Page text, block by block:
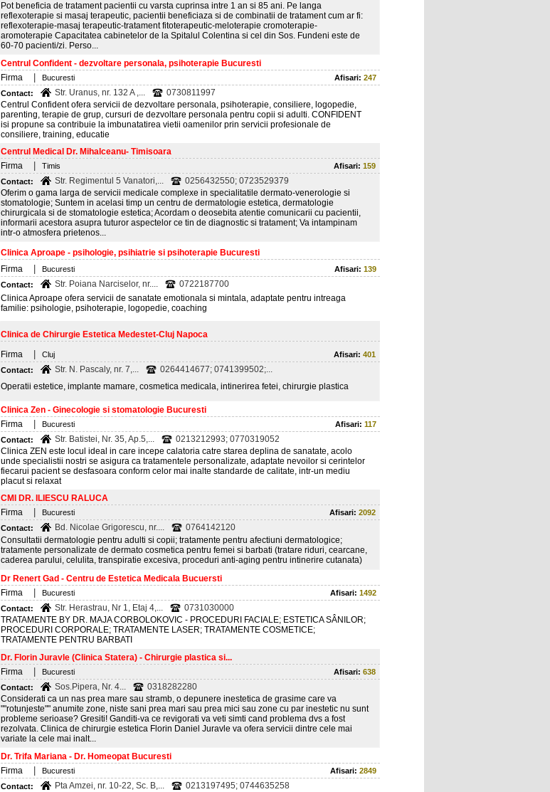
Pot beneficia de tratament pacientii cu varsta cuprinsa intre 1 an si 85 ani. Pe langa
reflexoterapie si masaj terapeutic, pacientii beneficiaza si de combinatii de tratament cum ar fi:
reflexoterapie-masaj terapeutic-tratament fitoterapeutic-meloterapie cromoterapie-
aromoterapie Capacitatea cabinetelor de la Spitalul Colentina si cel din Sos. Fundeni este de
60-70 pacienti/zi. Perso...
Centrul Confident - dezvoltare personala, psihoterapie Bucuresti
Firma
Bucuresti Afisari: 247
Contact:
Str. Uranus, nr. 132 A ,...
0730811997
Centrul Confident ofera servicii de dezvoltare personala, psihoterapie, consiliere, logopedie,
parenting, terapie de grup, cursuri de dezvoltare personala pentru copii si adulti. CONFIDENT
isi propune sa contribuie la imbunatatirea vietii oamenilor prin servicii profesionale de
consiliere, training, educatie
Centrul Medical Dr. Mihalceanu- Timisoara
Firma
Timis Afisari: 159
Contact:
Str. Regimentul 5 Vanatori,...
0256432550; 0723529379
Oferim o gama larga de servicii medicale complexe in specialitatile dermato-venerologie si
stomatologie; Suntem in acelasi timp un centru de dermatologie estetica, dermatologie
chirurgicala si de stomatologie estetica; Acordam o deosebita atentie comunicarii cu pacientii,
informarii acestora asupra tuturor aspectelor ce tin de diagnostic si tratament; Va intampinam
intr-o atmosfera prietenos...
Clinica Aproape - psihologie, psihiatrie si psihoterapie Bucuresti
Firma
Bucuresti Afisari: 139
Contact:
Str. Poiana Narciselor, nr....
0722187700
Clinica Aproape ofera servicii de sanatate emotionala si mintala, adaptate pentru intreaga
familie: psihologie, psihoterapie, logopedie, coaching
Clinica de Chirurgie Estetica Medestet-Cluj Napoca
Firma
Cluj Afisari: 401
Contact:
Str. N. Pascaly, nr. 7,...
0264414677; 0741399502;...
Operatii estetice, implante mamare, cosmetica medicala, intinerirea fetei, chirurgie plastica
Clinica Zen - Ginecologie si stomatologie Bucuresti
Firma
Bucuresti Afisari: 117
Contact:
Str. Batistei, Nr. 35, Ap.5,...
0213212993; 0770319052
Clinica ZEN este locul ideal in care incepe calatoria catre starea deplina de sanatate, acolo
unde specialistii nostri se asigura ca tratamentele personalizate, adaptate nevoilor si cerintelor
fiecarui pacient se desfasoara conform celor mai inalte standarde de calitate, intr-un mediu
placut si relaxat
CMI DR. ILIESCU RALUCA
Firma
Bucuresti Afisari: 2092
Contact:
Bd. Nicolae Grigorescu, nr....
0764142120
Consultatii dermatologie pentru adulti si copii; tratamente pentru afectiuni dermatologice;
tratamente personalizate de dermato cosmetica pentru femei si barbati (tratare riduri, cearcane,
caderea parului, celulita, transpiratie excesiva, proceduri anti-aging pentru intinerire cutanata)
Dr Renert Gad - Centru de Estetica Medicala Bucuersti
Firma
Bucuresti Afisari: 1492
Contact:
Str. Herastrau, Nr 1, Etaj 4,...
0731030000
TRATAMENTE BY DR. MAJA CORBOLOKOVIC - PROCEDURI FACIALE; ESTETICA SÂNILOR;
PROCEDURI CORPORALE; TRATAMENTE LASER; TRATAMENTE COSMETICE;
TRATAMENTE PENTRU BARBATI
Dr. Florin Juravle (Clinica Statera) - Chirurgie plastica si...
Firma
Bucuresti Afisari: 638
Contact:
Sos.Pipera, Nr. 4...
0318282280
Considerati ca un nas prea mare sau stramb, o depunere inestetica de grasime care va
""rotunjeste"" anumite zone, niste sani prea mari sau prea mici sau zone cu par inestetic nu sunt
probleme serioase? Gresiti! Ganditi-va ce revigorati va veti simti cand problema dvs a fost
rezolvata. Clinica de chirurgie estetica Florin Daniel Juravle va ofera servicii dintre cele mai
variate la cele mai inalt...
Dr. Trifa Mariana - Dr. Homeopat Bucuresti
Firma
Bucuresti Afisari: 2849
Contact:
Pta Amzei, nr. 10-22, Sc. B,...
0213197495; 0744635258